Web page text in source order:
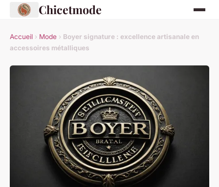
Chicetmode
Accueil › Mode › Boyer signature : excellence artisanale en
accessoires métalliques